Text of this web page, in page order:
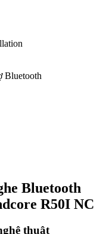
Bluetooth
Bluetooth
R50I NC
thuật